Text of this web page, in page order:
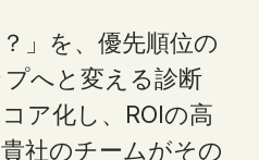
」を、優先順位の
へと変える診断
ア化し、ROIの高
社のチームがその